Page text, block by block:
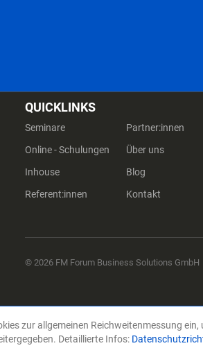
QUICKLINKS
Seminare
Online - Schulungen
Inhouse
Referent:innen
Partner:innen
Über uns
Blog
Kontakt
© 2026 FM Forum Business Solutions GmbH
zur allgemeinen Reichweitenmessung
Detaillierte Infos: